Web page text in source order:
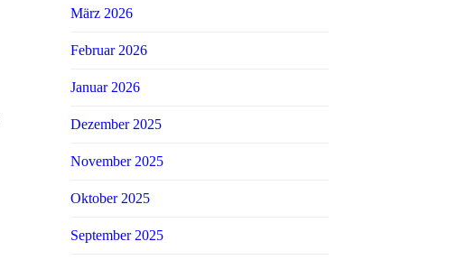
März 2026
Februar 2026
Januar 2026
Dezember 2025
November 2025
Oktober 2025
September 2025